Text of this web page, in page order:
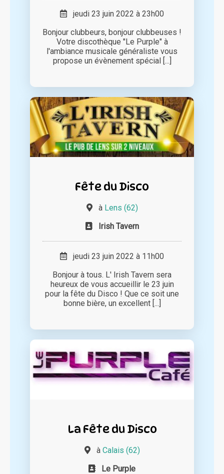
jeudi 23 juin 2022 à 23h00
Bonjour clubbeurs, bonjour clubbeuses !
Votre discothèque "Le Purple" à
l'ambiance musicale généraliste vous
propose un évènement spécial [...]
Fête du Disco
à Lens (62)
Irish Tavern
jeudi 23 juin 2022 à 11h00
Bonjour à tous. L' Irish Tavern sera
heureux de vous accueillir le 23 juin
pour la fête du Disco ! Que ce soit une
bonne bière, un excellent [...]
La Fête du Disco
à Calais (62)
Le Purple